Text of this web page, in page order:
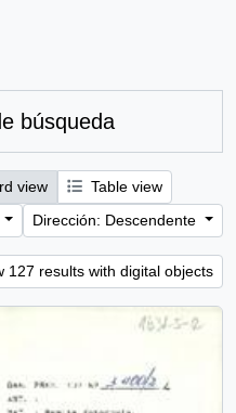
búsqueda
view
Table view
Dirección: Descendente
127 results with digital objects